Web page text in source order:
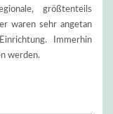
größtenteils
waren sehr angetan
Immerhin
werden.